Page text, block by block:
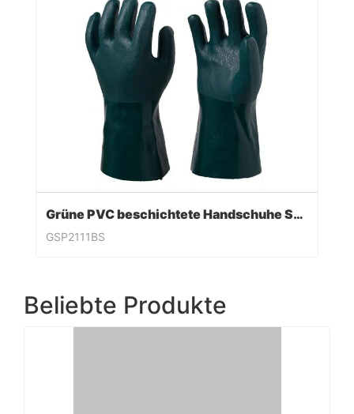
Grüne PVC beschichtete Handschuhe Sandy Finish
GSP2111BS
Beliebte Produkte